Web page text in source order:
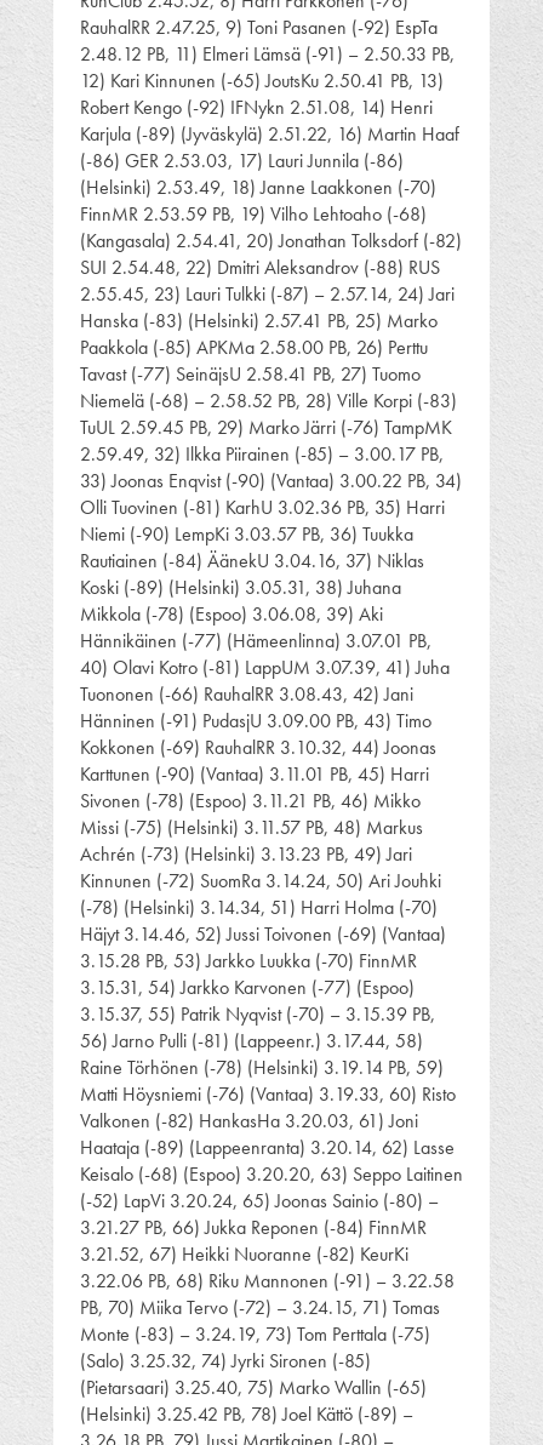
RauhalRR 2.47.25, 9) Toni Pasanen (-92) EspTa
2.48.12 PB, 11) Elmeri Lämsä (-91) – 2.50.33 PB,
12) Kari Kinnunen (-65) JoutsKu 2.50.41 PB, 13)
Robert Kengo (-92) IFNykn 2.51.08, 14) Henri
Karjula (-89) (Jyväskylä) 2.51.22, 16) Martin Haaf
(-86) GER 2.53.03, 17) Lauri Junnila (-86)
(Helsinki) 2.53.49, 18) Janne Laakkonen (-70)
FinnMR 2.53.59 PB, 19) Vilho Lehtoaho (-68)
(Kangasala) 2.54.41, 20) Jonathan Tolksdorf (-82)
SUI 2.54.48, 22) Dmitri Aleksandrov (-88) RUS
2.55.45, 23) Lauri Tulkki (-87) – 2.57.14, 24) Jari
Hanska (-83) (Helsinki) 2.57.41 PB, 25) Marko
Paakkola (-85) APKMa 2.58.00 PB, 26) Perttu
Tavast (-77) SeinäjsU 2.58.41 PB, 27) Tuomo
Niemelä (-68) – 2.58.52 PB, 28) Ville Korpi (-83)
TuUL 2.59.45 PB, 29) Marko Järri (-76) TampMK
2.59.49, 32) Ilkka Piirainen (-85) – 3.00.17 PB,
33) Joonas Enqvist (-90) (Vantaa) 3.00.22 PB, 34)
Olli Tuovinen (-81) KarhU 3.02.36 PB, 35) Harri
Niemi (-90) LempKi 3.03.57 PB, 36) Tuukka
Rautiainen (-84) ÄänekU 3.04.16, 37) Niklas
Koski (-89) (Helsinki) 3.05.31, 38) Juhana
Mikkola (-78) (Espoo) 3.06.08, 39) Aki
Hännikäinen (-77) (Hämeenlinna) 3.07.01 PB,
40) Olavi Kotro (-81) LappUM 3.07.39, 41) Juha
Tuononen (-66) RauhalRR 3.08.43, 42) Jani
Hänninen (-91) PudasjU 3.09.00 PB, 43) Timo
Kokkonen (-69) RauhalRR 3.10.32, 44) Joonas
Karttunen (-90) (Vantaa) 3.11.01 PB, 45) Harri
Sivonen (-78) (Espoo) 3.11.21 PB, 46) Mikko
Missi (-75) (Helsinki) 3.11.57 PB, 48) Markus
Achrén (-73) (Helsinki) 3.13.23 PB, 49) Jari
Kinnunen (-72) SuomRa 3.14.24, 50) Ari Jouhki
(-78) (Helsinki) 3.14.34, 51) Harri Holma (-70)
Häjyt 3.14.46, 52) Jussi Toivonen (-69) (Vantaa)
3.15.28 PB, 53) Jarkko Luukka (-70) FinnMR
3.15.31, 54) Jarkko Karvonen (-77) (Espoo)
3.15.37, 55) Patrik Nyqvist (-70) – 3.15.39 PB,
56) Jarno Pulli (-81) (Lappeenr.) 3.17.44, 58)
Raine Törhönen (-78) (Helsinki) 3.19.14 PB, 59)
Matti Höysniemi (-76) (Vantaa) 3.19.33, 60) Risto
Valkonen (-82) HankasHa 3.20.03, 61) Joni
Haataja (-89) (Lappeenranta) 3.20.14, 62) Lasse
Keisalo (-68) (Espoo) 3.20.20, 63) Seppo Laitinen
(-52) LapVi 3.20.24, 65) Joonas Sainio (-80) –
3.21.27 PB, 66) Jukka Reponen (-84) FinnMR
3.21.52, 67) Heikki Nuoranne (-82) KeurKi
3.22.06 PB, 68) Riku Mannonen (-91) – 3.22.58
PB, 70) Miika Tervo (-72) – 3.24.15, 71) Tomas
Monte (-83) – 3.24.19, 73) Tom Perttala (-75)
(Salo) 3.25.32, 74) Jyrki Sironen (-85)
(Pietarsaari) 3.25.40, 75) Marko Wallin (-65)
(Helsinki) 3.25.42 PB, 78) Joel Kättö (-89) –